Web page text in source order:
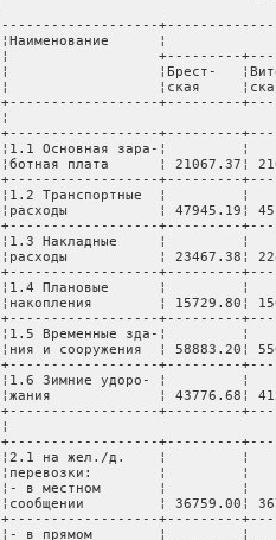
-------------------
¦Наименование      ¦
¦                  +---------
¦                  ¦Брест-   ¦Витеб-
¦                  ¦ская
+------------------+---------
¦                                 1.
+------------------+---------
¦1.1 Основная зара-¦
¦ботная плата      ¦ 21067.37¦
+------------------+---------
¦1.2 Транспортные  ¦
¦расходы           ¦ 47945.19¦
+------------------+---------
¦1.3 Накладные     ¦
¦расходы           ¦ 23467.38¦
+------------------+---------
¦1.4 Плановые      ¦
¦накопления        ¦ 15729.80¦
+------------------+---------
¦1.5 Временные зда-¦
¦ния и сооружения  ¦ 58883.20¦
+------------------+---------
¦1.6 Зимние удоро- ¦
¦жания             ¦ 43776.68¦
+------------------+---------
¦                                 2.
+------------------+---------
¦2.1 на жел./д.    ¦
¦перевозки:        ¦
¦- в местном       ¦
¦сообщении         ¦ 36759.00¦
+------------------+---------
¦- в прямом        ¦